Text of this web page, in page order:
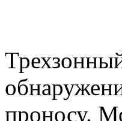
проносу.